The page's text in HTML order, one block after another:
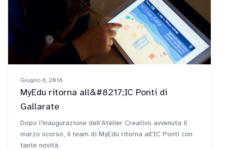
Giugno 8, 2018
MyEdu ritorna all&#8217;IC Ponti di
Gallarate
Dopo l’inaugurazione dell’Atelier Creativo avvenuta il
marzo scorso, il team di MyEdu ritorna all'IC Ponti con
tante novità.